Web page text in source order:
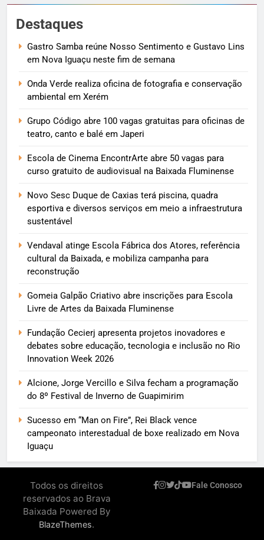
Destaques
Gastro Samba reúne Nosso Sentimento e Gustavo Lins
em Nova Iguaçu neste fim de semana
Onda Verde realiza oficina de fotografia e conservação
ambiental em Xerém
Grupo Código abre 100 vagas gratuitas para oficinas de
teatro, canto e balé em Japeri
Escola de Cinema EncontrArte abre 50 vagas para
curso gratuito de audiovisual na Baixada Fluminense
Novo Sesc Duque de Caxias terá piscina, quadra
esportiva e diversos serviços em meio a infraestrutura
sustentável
Vendaval atinge Escola Fábrica dos Atores, referência
cultural da Baixada, e mobiliza campanha para
reconstrução
Gomeia Galpão Criativo abre inscrições para Escola
Livre de Artes da Baixada Fluminense
Fundação Cecierj apresenta projetos inovadores e
debates sobre educação, tecnologia e inclusão no Rio
Innovation Week 2026
Alcione, Jorge Vercillo e Silva fecham a programação
do 8º Festival de Inverno de Guapimirim
Sucesso em “Man on Fire”, Rei Black vence
campeonato interestadual de boxe realizado em Nova
Iguaçu
Todos os direitos
reservados ao Brava
Baixada Powered By
BlazeThemes.
Fale Conosco